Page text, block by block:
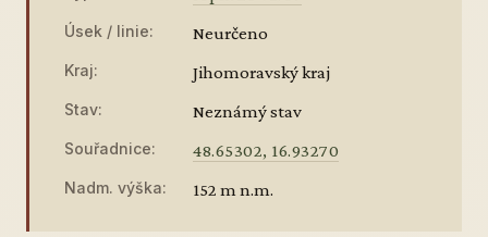
Úsek / linie: Neurčeno
Kraj: Jihomoravský kraj
Stav: Neznámý stav
Souřadnice: 48.65302, 16.93270
Nadm. výška: 152 m n.m.